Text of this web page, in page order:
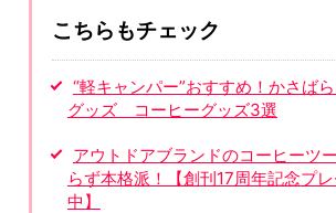
こちらもチェック
“軽キャンパー”おすすめ！かさば
グッズ コーヒーグッズ3選
アウトドアブランドのコーヒーツ
らず本格派！【創刊17周年記念プ
中】